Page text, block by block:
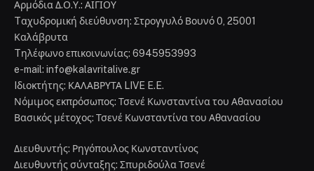
Αρμόδια Δ.Ο.Υ.: ΑΙΓΙΟΥ
Tαχυδρομική διεύθυνση: Στρογγυλό Βουνό 0, 25001
Καλάβρυτα
Tηλέφωνο επικοινωνίας: 6945953993
e-mail: info@kalavritalive.gr
Iδιοκτήτης: ΚΑΛΑΒΡΥΤΑ LIVE E.E.
Νόμιμος εκπρόσωπος: Τσενέ Κωνσταντίνα του Αθανασίου
Βασικός μέτοχος: Τσενέ Κωνσταντίνα του Αθανασίου
Διευθυντής: Ρηγόπουλος Κωνσταντίνος
Διευθυντής σύνταξης: Σπυριδούλα Τσενέ